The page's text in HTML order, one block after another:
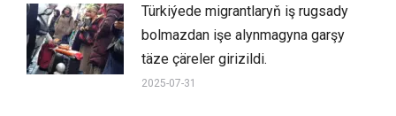
Türkiýede migrantlaryň iş rugsady
bolmazdan işe alynmagyna garşy
täze çäreler girizildi.
2025-07-31